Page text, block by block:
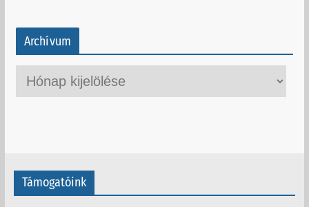
Archívum
r
Támogatóink